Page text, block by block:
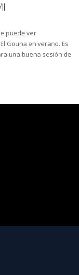
puede ver
Gouna en verano. Es
una buena sesión de